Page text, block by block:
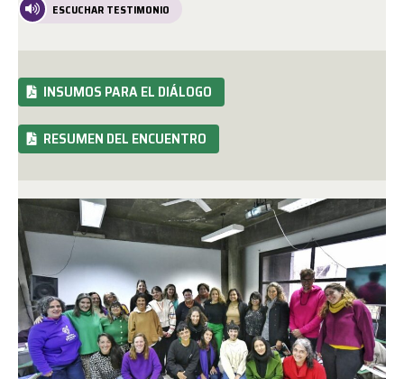
ESCUCHAR TESTIMONIO
INSUMOS PARA EL DIÁLOGO
RESUMEN DEL ENCUENTRO